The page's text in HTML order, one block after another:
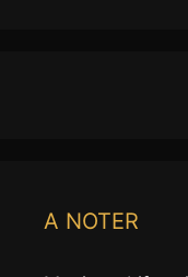
A NOTER